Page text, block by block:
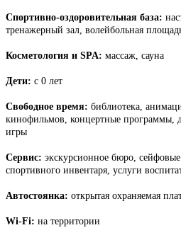
Спортивно-оздоровительная база:
тренажерный зал, волейбольная
Косметология и SPA: массаж, сауна
Дети: с 0 лет
Свободное время: библиотека,
кинофильмов, концертные программы,
игры
Сервис: экскурсионное бюро,
спортивного инвентаря, услуги
Автостоянка: открытая охраняемая
Wi-Fi: на территории